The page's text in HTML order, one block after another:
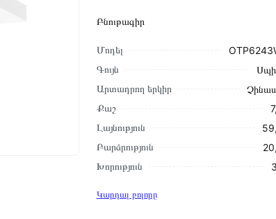
Բնութագիր
Մոդել
Գույն
Արտադրող երկիր
Քաշ
Լայնություն
Բարձրություն
Խորություն
Կարդալ բոլորը